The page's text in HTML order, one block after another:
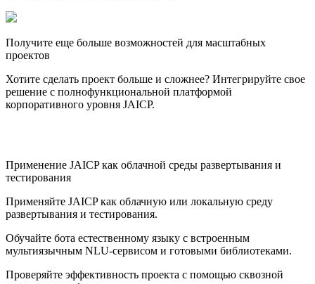
Получите еще больше возможностей для масштабных
проектов
Хотите сделать проект больше и сложнее? Интегрируйте свое
решение с полнофункциональной платформой
корпоративного уровня JAICP.
Применение JAICP как облачной среды развертывания и
тестирования
Применяйте JAICP как облачную или локальную среду
развертывания и тестирования.
Обучайте бота естественному языку с встроенным
мультиязычным NLU-сервисом и готовыми библиотеками.
Проверяйте эффективность проекта с помощью сквозной